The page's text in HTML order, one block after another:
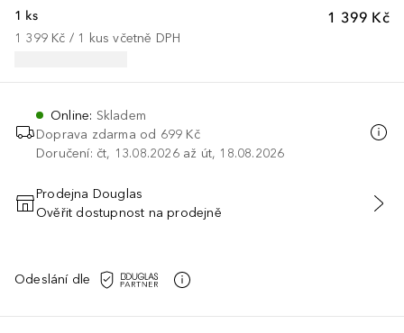
1 399 Kč
1 ks
1 399 Kč / 1 kus včetně DPH
Online: Skladem
Doprava zdarma od 699 Kč
Doručení: čt, 13.08.2026 až út, 18.08.2026
PŘIDAT DO KOŠÍKU
Prodejna Douglas
Ověřit dostupnost na prodejně
Odeslání dle